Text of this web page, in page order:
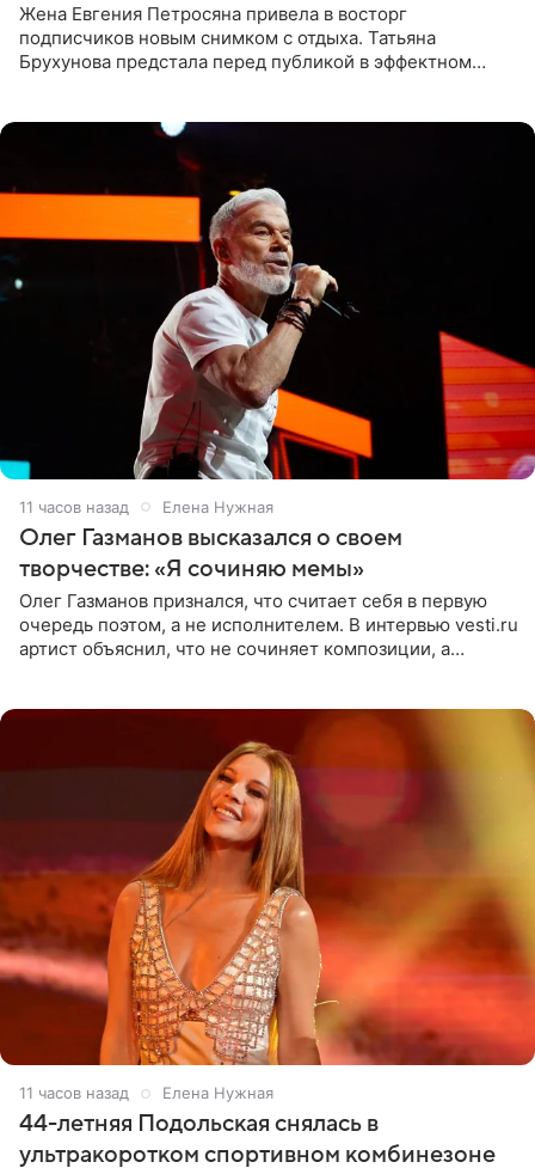
Жена Евгения Петросяна привела в восторг
подписчиков новым снимком с отдыха. Татьяна
Брухунова предстала перед публикой в эффектном
11 часов назад Елена Нужная
Олег Газманов высказался о своем
творчестве: «Я сочиняю мемы»
Олег Газманов признался, что считает себя в первую
очередь поэтом, а не исполнителем. В интервью vesti.ru
артист объяснил, что не сочиняет композиции, а
11 часов назад Елена Нужная
44-летняя Подольская снялась в
ультракоротком спортивном комбинезоне